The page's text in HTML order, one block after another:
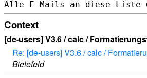
Context
[de-users] V3.6 / calc /
Re: [de-users] V3.6 / calc /
Bielefeld